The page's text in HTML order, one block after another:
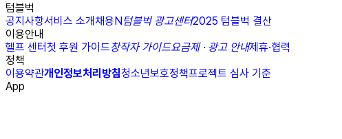
텀블벅
공지사항서비스 소개채용N텀블벅 광고센터2025 텀블벅 결산
이용안내
헬프 센터첫 후원 가이드창작자 가이드요금제 · 광고 안내제휴·협력
정책
이용약관개인정보처리방침청소년보호정책프로젝트 심사 기준
App